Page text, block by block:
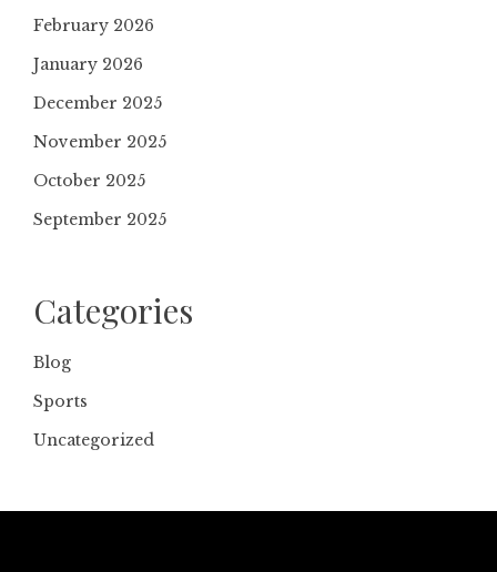
February 2026
January 2026
December 2025
November 2025
October 2025
September 2025
Categories
Blog
Sports
Uncategorized